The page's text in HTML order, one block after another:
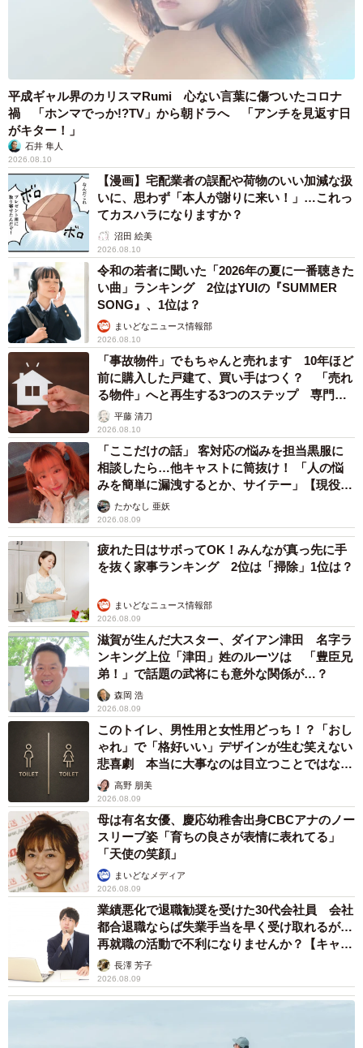
「プチプチ（緩衝材）に潜るのが好きなきなこ」（提供：きなこさん）
4/7
「キメ顔のきなこ」（提供：きなこさん）
ーーきなこちゃんは、元保護猫なのですね？
平成ギャル界のカリスマRumi 心ない言葉に傷ついたコロナ
禍 「ホンマでっか!?TV」から朝ドラへ 「アンチを見返す日
がキター！」
石井 隼人
2026.08.10
【漫画】宅配業者の誤配や荷物のいい加減な扱
いに、思わず「本人が謝りに来い！」…これっ
てカスハラになりますか？
沼田 絵美
2026.08.10
令和の若者に聞いた「2026年の夏に一番聴きた
い曲」ランキング 2位はYUIの『SUMMER
SONG』、1位は？
まいどなニュース情報部
2026.08.10
「事故物件」でもちゃんと売れます 10年ほど
前に購入した戸建て、買い手はつく？ 「売れ
る物件」へと再生する3つのステップ 専門家
が解説平藤 清刀
2026.08.10
「ここだけの話」 客対応の悩みを担当黒服に
相談したら…他キャストに筒抜け！ 「人の悩
みを簡単に漏洩するとか、サイテー」【現役キ
ャストに取材】
たかなし 亜妖
2026.08.09
疲れた日はサボってOK！みんなが真っ先に手
を抜く家事ランキング 2位は「掃除」1位は？
まいどなニュース情報部
2026.08.09
滋賀が生んだ大スター、ダイアン津田 名字ラ
ンキング上位「津田」姓のルーツは 「豊臣兄
弟！」で話題の武将にも意外な関係が…？
森岡 浩
2026.08.09
このトイレ、男性用と女性用どっち！？「おし
ゃれ」で「格好いい」デザインが生む笑えない
悲喜劇 本当に大事なのは目立つことではな
く…高野 朋美
2026.08.09
母は有名女優、慶応幼稚舎出身CBCアナのノー
スリーブ姿「育ちの良さが表情に表れてる」
「天使の笑顔」
まいどなメディア
2026.08.09
業績悪化で退職勧奨を受けた30代会社員 会社
都合退職ならば失業手当を早く受け取れるが…
再就職の活動で不利になりませんか？【キャリ
アカウンセラーが解説】
長澤 芳子
2026.08.09